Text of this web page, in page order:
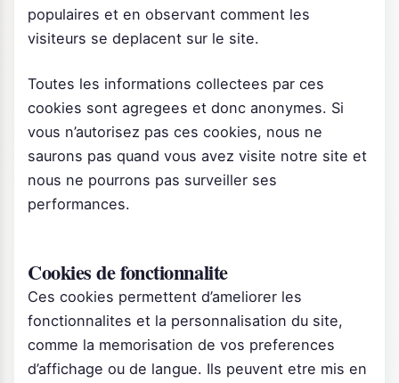
populaires et en observant comment les
visiteurs se deplacent sur le site.
Toutes les informations collectees par ces
cookies sont agregees et donc anonymes. Si
vous n’autorisez pas ces cookies, nous ne
saurons pas quand vous avez visite notre site et
nous ne pourrons pas surveiller ses
performances.
Cookies de fonctionnalite
Ces cookies permettent d’ameliorer les
fonctionnalites et la personnalisation du site,
comme la memorisation de vos preferences
d’affichage ou de langue. Ils peuvent etre mis en